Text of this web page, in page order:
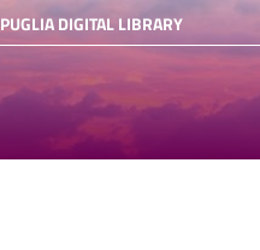
PUGLIA DIGITAL LIBRARY